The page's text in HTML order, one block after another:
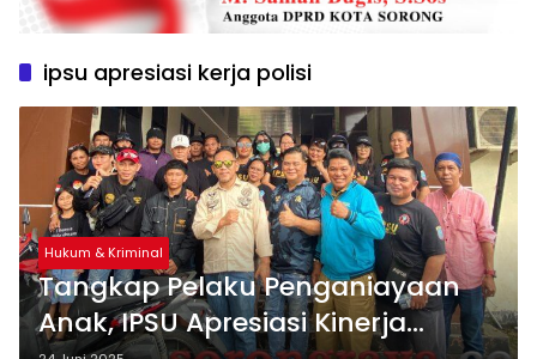
ipsu apresiasi kerja polisi
Hukum & Kriminal
Tangkap Pelaku Penganiayaan
Anak, IPSU Apresiasi Kinerja